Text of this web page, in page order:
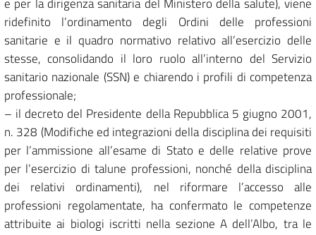
ridefinito l’ordinamento degli Ordini delle professioni
sanitarie e il quadro normativo relativo all’esercizio delle
stesse, consolidando il loro ruolo all’interno del Servizio
sanitario nazionale (SSN) e chiarendo i profili di competenza
professionale;
– il decreto del Presidente della Repubblica 5 giugno 2001,
n. 328 (Modifiche ed integrazioni della disciplina dei requisiti
per l’ammissione all’esame di Stato e delle relative prove
per l’esercizio di talune professioni, nonché della disciplina
dei relativi ordinamenti), nel riformare l’accesso alle
professioni regolamentate, ha confermato le competenze
attribuite ai biologi iscritti nella sezione A dell’Albo, tra le